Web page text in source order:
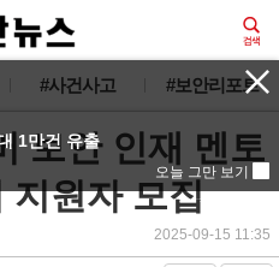
#사건사고 #보안리포트
보안 인재 멘토
지원자 모집
2025-09-15 11:35
1만건 유출
오늘 그만 보기